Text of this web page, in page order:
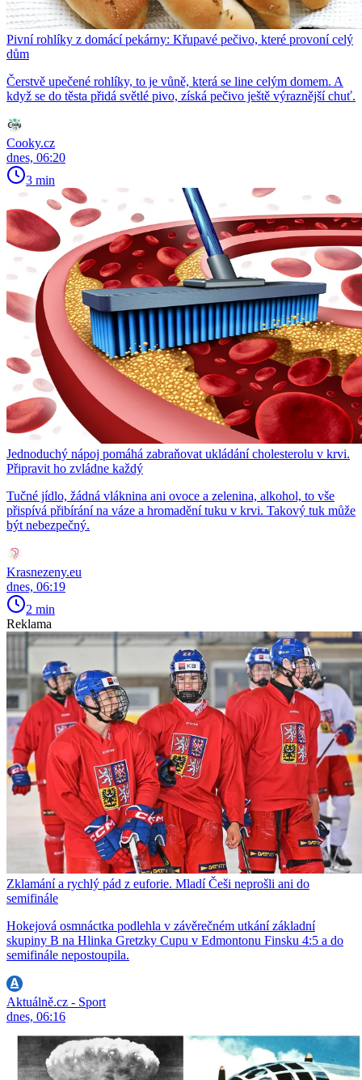
Pivní rohlíky z domácí pekárny: Křupavé pečivo, které provoní celý
dům
Čerstvě upečené rohlíky, to je vůně, která se line celým domem. A
když se do těsta přidá světlé pivo, získá pečivo ještě výraznější chuť.
Cooky.cz
dnes, 06:20
3 min
Jednoduchý nápoj pomáhá zabraňovat ukládání cholesterolu v krvi.
Připravit ho zvládne každý
Tučné jídlo, žádná vláknina ani ovoce a zelenina, alkohol, to vše
přispívá přibírání na váze a hromadění tuku v krvi. Takový tuk může
být nebezpečný.
Krasnezeny.eu
dnes, 06:19
2 min
Reklama
Zklamání a rychlý pád z euforie. Mladí Češi neprošli ani do
semifinále
Hokejová osmnáctka podlehla v závěrečném utkání základní
skupiny B na Hlinka Gretzky Cupu v Edmontonu Finsku 4:5 a do
semifinále nepostoupila.
Aktuálně.cz - Sport
dnes, 06:16